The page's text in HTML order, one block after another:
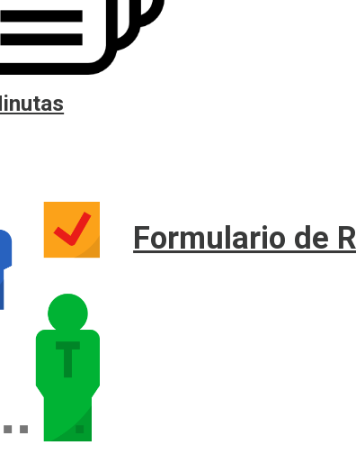
Formulario de